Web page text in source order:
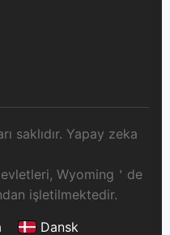
saklıdır. Yapay zeka
Wyoming＇de
işletilmektedir.
Dansk